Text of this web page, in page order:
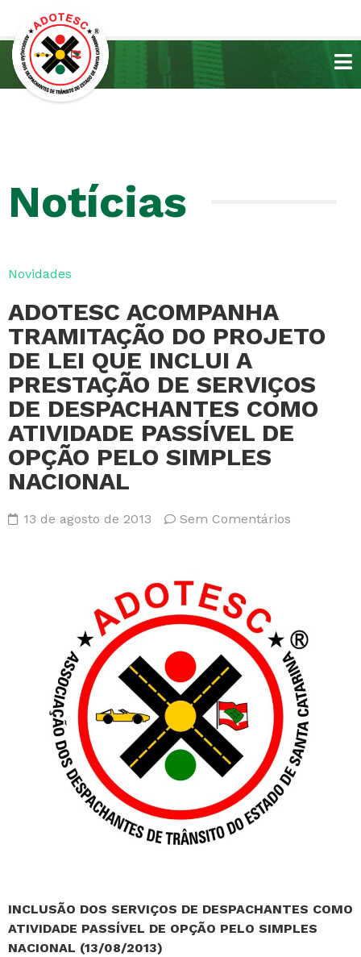
Notícias
Novidades
ADOTESC ACOMPANHA
TRAMITAÇÃO DO PROJETO
DE LEI QUE INCLUI A
PRESTAÇÃO DE SERVIÇOS
DE DESPACHANTES COMO
ATIVIDADE PASSÍVEL DE
OPÇÃO PELO SIMPLES
NACIONAL
13 de agosto de 2013 Sem Comentários
INCLUSÃO DOS SERVIÇOS DE DESPACHANTES COMO
ATIVIDADE PASSÍVEL DE OPÇÃO PELO SIMPLES
NACIONAL (13/08/2013)